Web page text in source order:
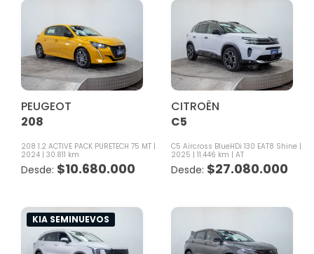
PEUGEOT
208
208 1.2 ACTIVE PACK PURETECH 75 MT
2024 30.811 km
$10.680.000
CITROËN
C5
C5 Aircross BlueHDi 130 EAT8 Shine
2025
11.446 km AT
$27.080.000
KIA SEMINUEVOS